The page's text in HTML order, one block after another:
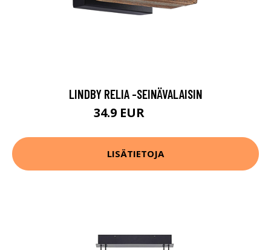
LINDBY RELIA -SEINÄVALAISIN
34.9 EUR
LISÄTIETOJA